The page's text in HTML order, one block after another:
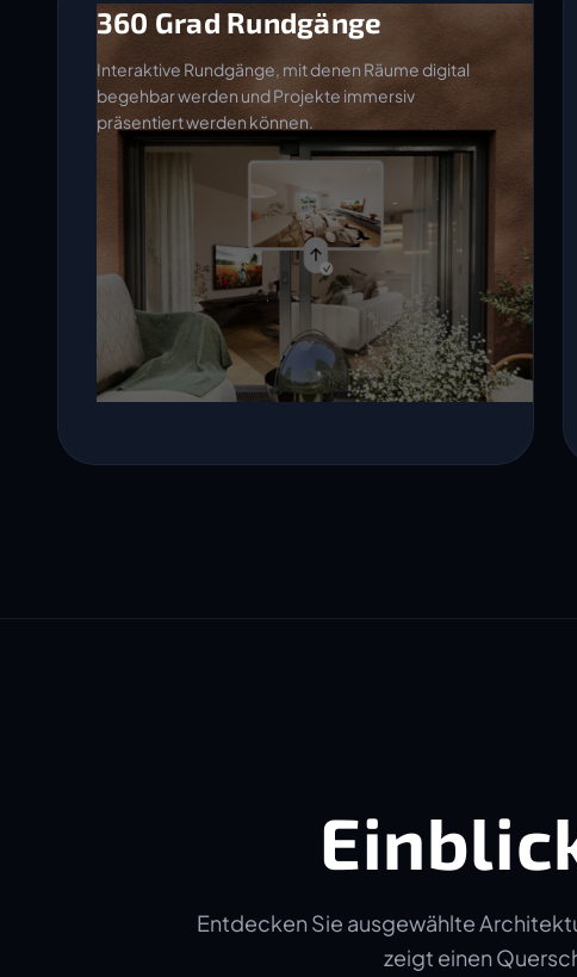
360 Grad Rundgänge
Interaktive Rundgänge, mit denen Räume digital
begehbar werden und Projekte immersiv
präsentiert werden können.
Entdecken Sie ausgewählte
zeigt einen